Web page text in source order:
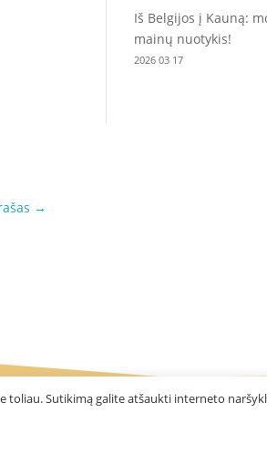
Iš Belgijos į Kauną:
mainų nuotykis!
2026 03 17
→
toliau. Sutikimą galite atšaukti interneto